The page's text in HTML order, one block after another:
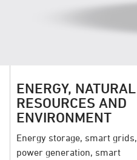
ENERGY, NATURAL
RESOURCES AND
ENVIRONMENT
Energy storage, smart grids,
power generation, smart